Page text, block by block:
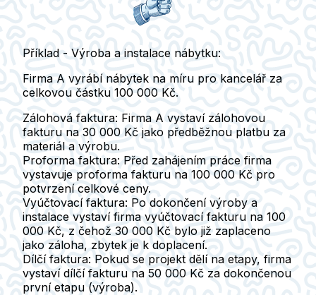
Příklad - Výroba a instalace nábytku:
Firma A vyrábí nábytek na míru pro kancelář za
celkovou částku 100 000 Kč.
Zálohová faktura: Firma A vystaví zálohovou
fakturu na 30 000 Kč jako předběžnou platbu za
materiál a výrobu.
Proforma faktura: Před zahájením práce firma
vystavuje proforma fakturu na 100 000 Kč pro
potvrzení celkové ceny.
Vyúčtovací faktura: Po dokončení výroby a
instalace vystaví firma vyúčtovací fakturu na 100
000 Kč, z čehož 30 000 Kč bylo již zaplaceno
jako záloha, zbytek je k doplacení.
Dílčí faktura: Pokud se projekt dělí na etapy, firma
vystaví dílčí fakturu na 50 000 Kč za dokončenou
první etapu (výroba).